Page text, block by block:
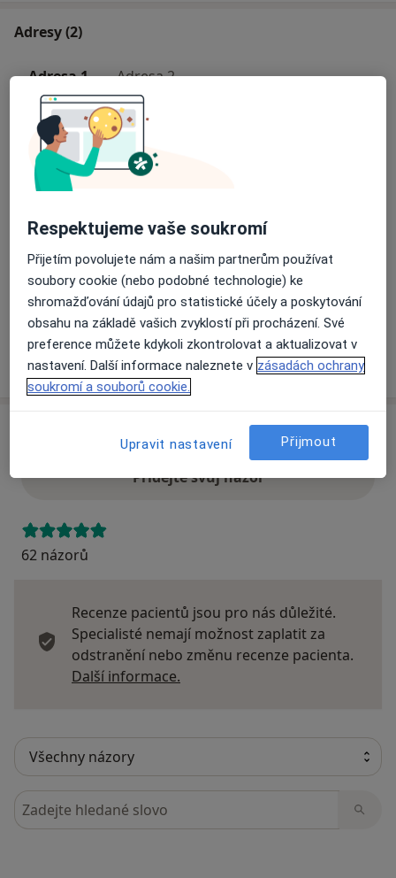
Adresy (2)
Adresa 1 Adresa 2
Fakultní nemocnice v Motole
V Úvalu 84, Praha 5
Přiblížit mapuse otevře v nové záložce
Dostupnost
Na této adrese online kalendář není aktivní
Co mám v takové situaci udělat?
Více
o adrese
Přidejte svůj názor
62 názorů
Recenze pacientů jsou pro nás důležité.
Specialisté nemají možnost zaplatit za
odstranění nebo změnu recenze pacienta.
Další informace.
Hledejte v názorech
Respektujeme vaše soukromí
Přijetím povolujete nám a našim partnerům používat
soubory cookie (nebo podobné technologie) ke
shromažďování údajů pro statistické účely a poskytování
obsahu na základě vašich zvyklostí při procházení. Své
preference můžete kdykoli zkontrolovat a aktualizovat v
nastavení. Další informace naleznete v zásadách ochrany
soukromí a souborů cookie.
Upravit nastavení Přijmout